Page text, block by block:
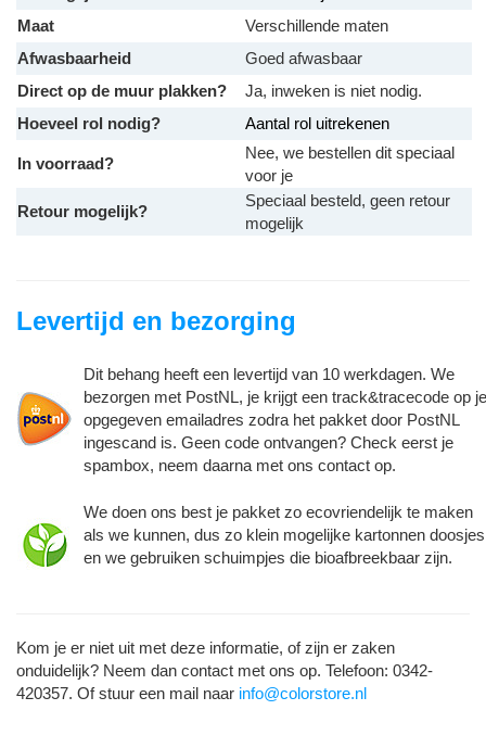
Maat
Verschillende maten
Afwasbaarheid
Goed afwasbaar
Direct op de muur plakken?
Ja, inweken is niet nodig.
Hoeveel rol nodig?
Aantal rol uitrekenen
In voorraad?
Nee, we bestellen dit speciaal
voor je
Retour mogelijk?
Speciaal besteld, geen retour
mogelijk
Levertijd en bezorging
Dit behang heeft een levertijd van 10 werkdagen. We
bezorgen met PostNL, je krijgt een track&tracecode op je
opgegeven emailadres zodra het pakket door PostNL
ingescand is. Geen code ontvangen? Check eerst je
spambox, neem daarna met ons contact op.
We doen ons best je pakket zo ecovriendelijk te maken
als we kunnen, dus zo klein mogelijke kartonnen doosjes
en we gebruiken schuimpjes die bioafbreekbaar zijn.
Kom je er niet uit met deze informatie, of zijn er zaken
onduidelijk? Neem dan contact met ons op. Telefoon: 0342-
420357. Of stuur een mail naar info@colorstore.nl